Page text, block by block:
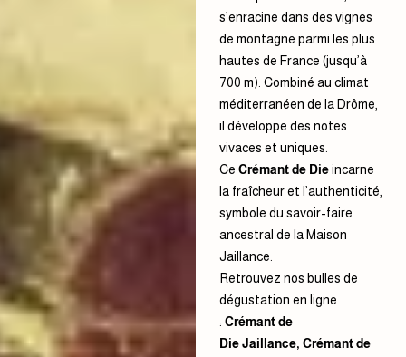
s’enracine dans des vignes
de montagne parmi les plus
hautes de France (jusqu’à
700 m). Combiné au climat
méditerranéen de la Drôme,
il développe des notes
vivaces et uniques.
Ce Crémant de Dieincarne
la fraîcheur et l’authenticité,
symbole du savoir-faire
ancestral de la Maison
Jaillance.
Retrouvez nos bulles de
dégustation en ligne
: Crémant de
Die Jaillance, Crémant de